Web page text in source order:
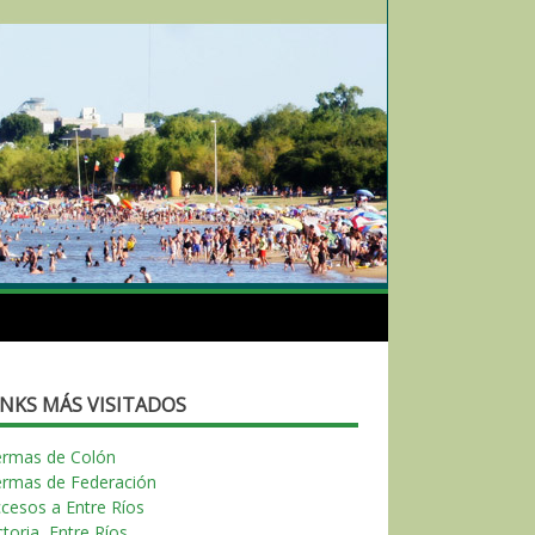
MÁS VISITADOS
de Colón
de Federación
a Entre Ríos